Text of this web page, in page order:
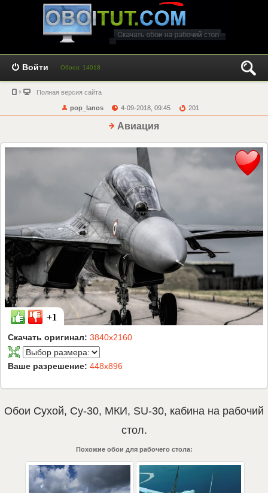
Войти Обоев: 14018
Полная версия сайта
pop_lanos 4-09-2018, 09:45 201
Авиация
+1
Скачать оригинал: 3840x2160
Ваше разрешение: 448x896
Обои Сухой, Су-30, МКИ, SU-30, кабина на рабочий
стол.
Похожие обои для рабочего стола: